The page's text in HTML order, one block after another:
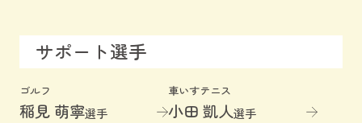
サポート選手
ゴルフ
稲見 萌寧選手
車いすテニス
小田 凱人選手